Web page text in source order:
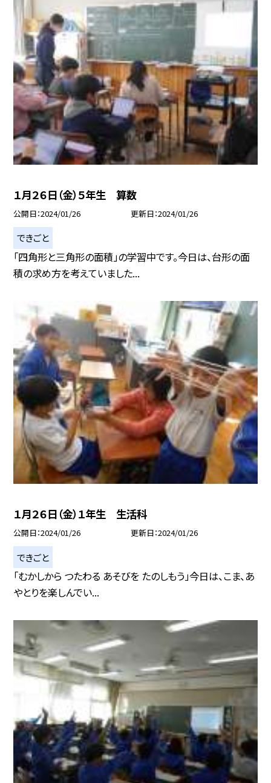
１月２６日（金）５年生 算数
公開日 2024/01/26 更新日 2024/01/26
できごと
「四角形と三角形の面積」の学習中です。今日は、台形の面
積の求め方を考えていました...
１月２６日（金）１年生 生活科
公開日 2024/01/26 更新日 2024/01/26
できごと
「むかしから つたわる あそびを たのしもう」今日は、こま、あ
やとりを楽しんでい...